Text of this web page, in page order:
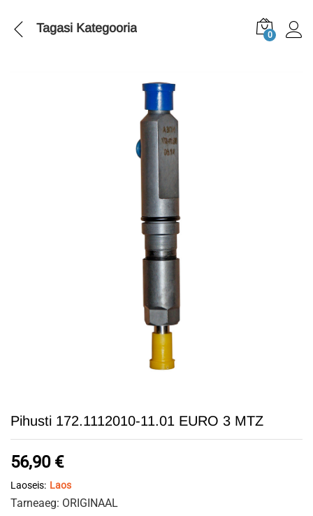
Tagasi Kategooria 0
Pihusti 172.1112010-11.01 EURO 3 MTZ
56,90 €
Laoseis: Laos
Tarneaeg: ORIGINAAL